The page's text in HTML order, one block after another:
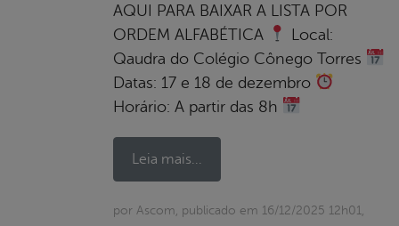
AQUI PARA BAIXAR A LISTA POR
ORDEM ALFABÉTICA
Local:
Qaudra do Colégio Cônego Torres
Datas: 17 e 18 de dezembro
Horário: A partir das 8h
Leia mais...
por Ascom, publicado em 16/12/2025 12h01,